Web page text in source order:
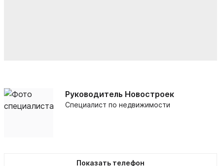
Руководитель Новостроек
Специалист по недвижимости
Показать телефон